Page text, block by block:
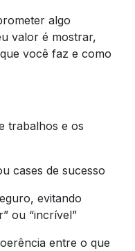
algo
valor é mostrar,
você faz e como
trabalhos e os
cases de sucesso
evitando
ou “incrível”
entre o que